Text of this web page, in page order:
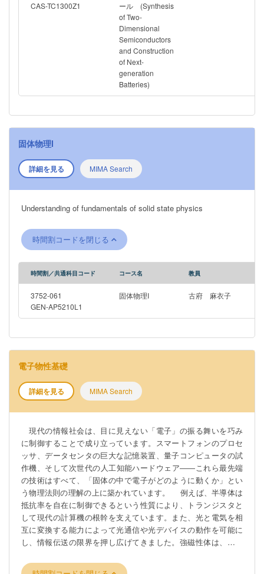
nanoscale morphologies—directly influence key electrochemical
properties such as ionic conductivity, charge transfer kinetics,
and battery performance. Through lectures, laboratory
experiments, and collaborative projects, students will gain both
theoretical insights and hands-on experience in synthesizing
advanced materials and understanding the fundamental
interfacial phenomena that govern energy storage devices.
―――――――――――――――――――――――――――――
部合同説明会への参加を予定しています。 ZoomのURLは後日
UTAS掲示板のお知らせにて周知いたします。
―――――――――――――――――――――――――――――
CAS-TC1300Z1
ール (Synthesis
of Two-
Dimensional
Semiconductors
and Construction
of Next-
generation
Batteries)
固体物理I
詳細を見る MIMA Search
Understanding of fundamentals of solid state physics
時間割コードを閉じる
時間割／共通科目コード コース名 教員
3752-061
GEN-AP5210L1
固体物理I 古府 麻衣子
電子物性基礎
詳細を見る MIMA Search
現代の情報社会は、目に見えない「電子」の振る舞いを巧み
に制御することで成り立っています。スマートフォンのプロセ
ッサ、データセンタの巨大な記憶装置、量子コンピュータの試
作機、そして次世代の人工知能ハードウェア――これら最先端
の技術はすべて、「固体の中で電子がどのように動くか」とい
う物理法則の理解の上に築かれています。 例えば、半導体は
抵抗率を自在に制御できるという性質により、トランジスタと
して現代の計算機の根幹を支えています。また、光と電気を相
互に変換する能力によって光通信や光デバイスの動作を可能に
し、情報伝送の限界を押し広げてきました。強磁性体は、単な
電子の「スピン」という自由度を利用するスピントロニクスの